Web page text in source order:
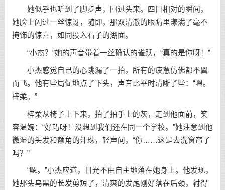
她似乎也听到了脚步声，回过头来。四目相对的瞬间，
她脸上闪过一丝惊讶，随即，那双清澈的眼睛里漾满了毫不
掩饰的惊喜，如同投入石子的湖面。
“小杰？”她的声音带着一丝确认的雀跃，“真的是你呀！”
小杰感觉自己的心跳漏了一拍，所有的疲惫仿佛都不翼
而飞。他有些局促地点了下头，声音比平时清晰了些：“嗯。
梓柔。”
梓柔从椅子上下来，拍了拍手上的灰，走到他面前，笑
容温婉：“好巧呀！没想到我们还在同一个学校。”她注意到他
微湿的头发和额角的汗珠，轻声问，“你……这是去洗窗帘了
吗？”
“嗯。”小杰应道，目光不由自主地落在她身上。他发现，
她那头乌黑的长发剪短了，清爽的发尾刚好落在后颈，衬得